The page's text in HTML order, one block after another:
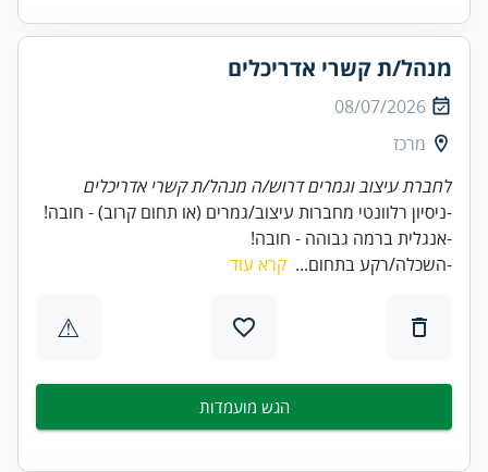
מנהל/ת קשרי אדריכלים
08/07/2026
מרכז
לחברת עיצוב וגמרים דרוש/ה מנהל/ת קשרי אדריכלים
-אנגלית ברמה גבוהה - חובה!
-השכלה/רקע בתחום... קרא עוד
⚠
הגש מועמדות